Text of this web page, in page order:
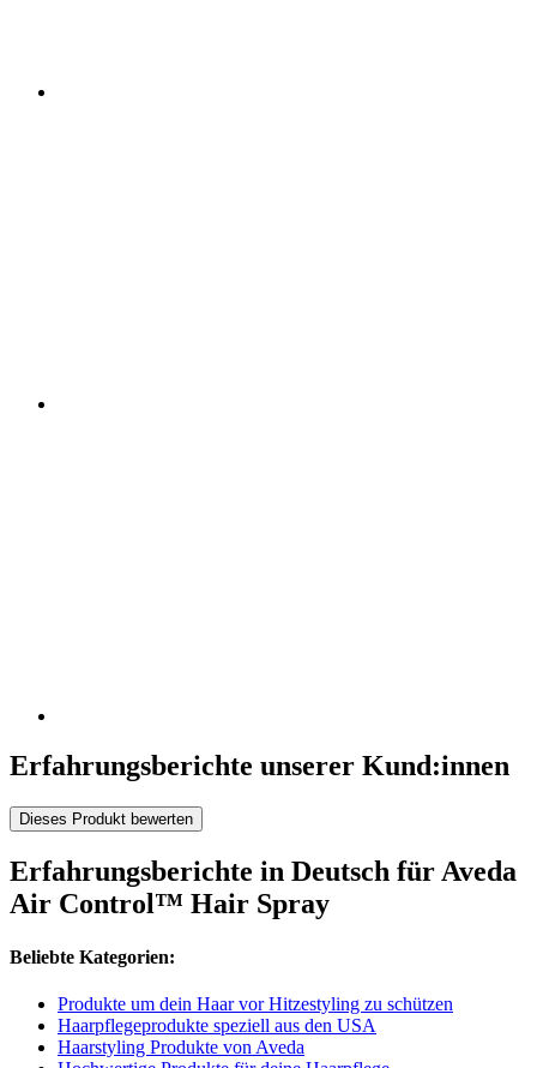
Erfahrungsberichte unserer Kund:innen
Dieses Produkt bewerten
Erfahrungsberichte in Deutsch für Aveda
Air Control™ Hair Spray
Beliebte Kategorien:
Produkte um dein Haar vor Hitzestyling zu schützen
Haarpflegeprodukte speziell aus den USA
Haarstyling Produkte von Aveda